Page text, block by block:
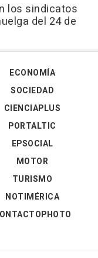
los sindicatos
del 24 de
ECONOMÍA
SOCIEDAD
CIENCIAPLUS
PORTALTIC
EPSOCIAL
MOTOR
TURISMO
NOTIMÉRICA